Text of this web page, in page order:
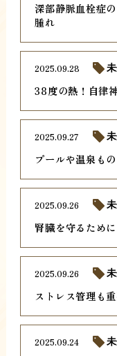
深部静脈血栓症
腫れ
38度の熱！自律
2025.09.28
プールや温泉も
2025.09.27
腎臓を守るため
2025.09.26
ストレス管理も
2025.09.26
2025.09.24